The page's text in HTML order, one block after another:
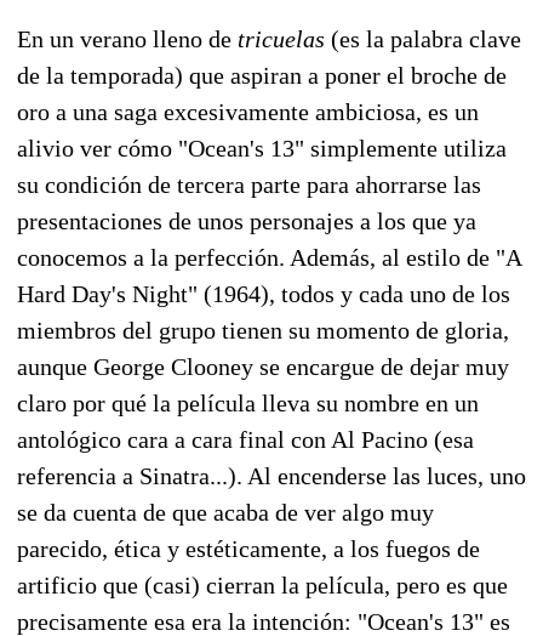
En un verano lleno de tricuelas (es la palabra clave
de la temporada) que aspiran a poner el broche de
oro a una saga excesivamente ambiciosa, es un
alivio ver cómo "Ocean's 13" simplemente utiliza
su condición de tercera parte para ahorrarse las
presentaciones de unos personajes a los que ya
conocemos a la perfección. Además, al estilo de "A
Hard Day's Night" (1964), todos y cada uno de los
miembros del grupo tienen su momento de gloria,
aunque George Clooney se encargue de dejar muy
claro por qué la película lleva su nombre en un
antológico cara a cara final con Al Pacino (esa
referencia a Sinatra...). Al encenderse las luces, uno
se da cuenta de que acaba de ver algo muy
parecido, ética y estéticamente, a los fuegos de
artificio que (casi) cierran la película, pero es que
precisamente esa era la intención: "Ocean's 13" es